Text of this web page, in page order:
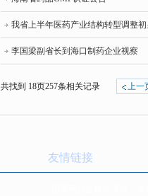
我省上半年医药产业结构转型调整
李国梁副省长到海口制药企业视察
共找到 18页257条相关记录 上一
友情链接